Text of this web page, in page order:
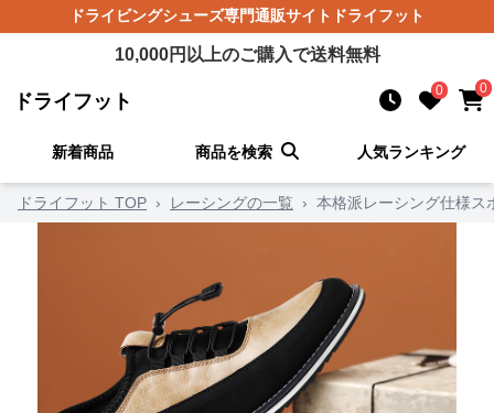
ドライビングシューズ専門通販サイト ドライフット
10,000円以上のご購入で送料無料
ドライフット 0 0
新着商品 商品を検索 人気ランキング
ドライフット TOP › レーシングの一覧 › 本格派レーシング仕様ス